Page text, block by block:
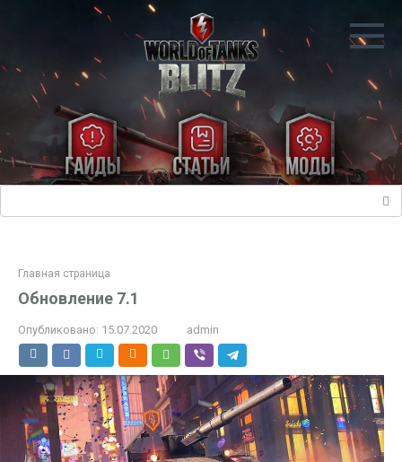
Главная страница
Обновление 7.1
Опубликовано: 15.07.2020 admin